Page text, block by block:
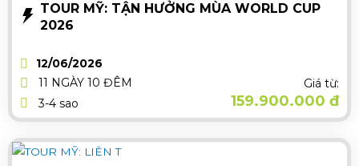
TOUR MỸ: TẬN HƯỞNG MÙA WORLD CUP
2026
12/06/2026
11 NGÀY 10 ĐÊM
3-4 sao
Giá từ:
159.900.000 đ